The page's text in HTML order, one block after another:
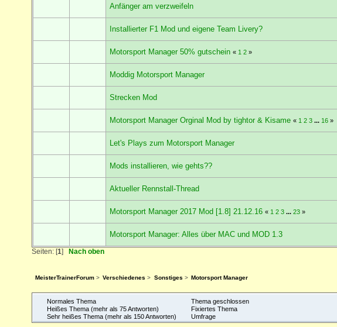
Anfänger am verzweifeln
Installierter F1 Mod und eigene Team Livery?
Motorsport Manager 50% gutschein « 1 2 »
Moddig Motorsport Manager
Strecken Mod
Motorsport Manager Orginal Mod by tightor & Kisame « 1 2 3 ... 16 »
Let's Plays zum Motorsport Manager
Mods installieren, wie gehts??
Aktueller Rennstall-Thread
Motorsport Manager 2017 Mod [1.8] 21.12.16 « 1 2 3 ...23 »
Motorsport Manager: Alles über MAC und MOD 1.3
Seiten: [1] Nach oben
MeisterTrainerForum > Verschiedenes > Sonstiges > Motorsport Manager
Normales Thema
Heißes Thema (mehr als 75 Antworten)
Sehr heißes Thema (mehr als 150 Antworten)
Thema geschlossen
Fixiertes Thema
Umfrage